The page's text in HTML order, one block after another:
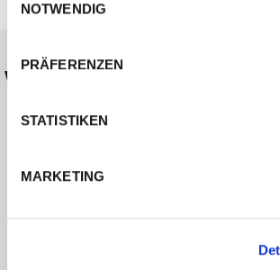
NOTWENDIG
PRÄFERENZEN
STATISTIKEN
MARKETING
Weitere Meldungen